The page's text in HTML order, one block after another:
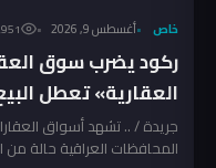
خاص أغسطس 9, 2026
ركود يضرب سوق
العقارية» تعطل
جريدة / .. تشهد أسواق
المحافظات العراقية حالة